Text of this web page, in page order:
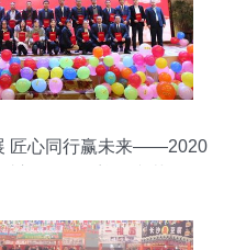
匠心同行赢未来——2020